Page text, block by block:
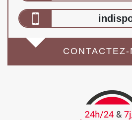
CONTACTEZ-